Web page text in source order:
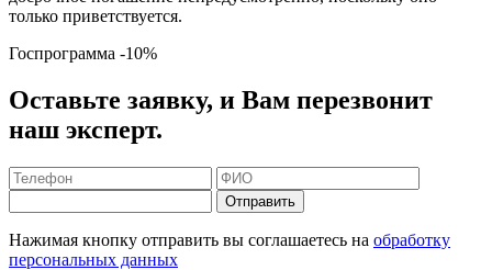
только приветствуется.
Госпрограмма -10%
Оставьте заявку, и Вам перезвонит
наш эксперт.
Отправить
Нажимая кнопку отправить вы соглашаетесь на обработку
персональных данных